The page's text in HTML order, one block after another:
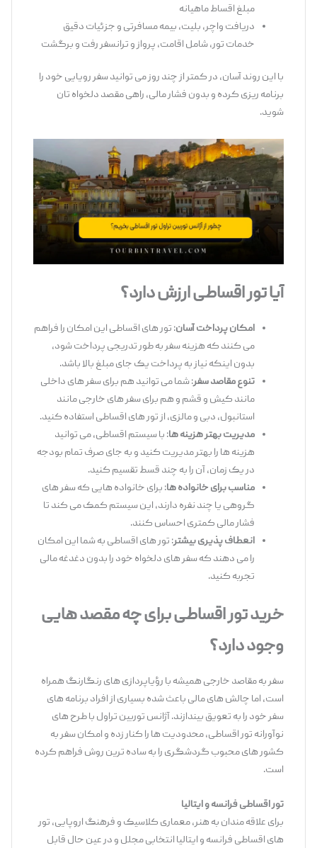
مبلغ اقساط ماهیانه
دریافت واچر، بلیت، بیمه مسافرتی و جزئیات دقیق
خدمات تور، شامل اقامت، پرواز و ترانسفر رفت‌ و برگشت
با این روند آسان، در کمتر از چند روز می‌ توانید سفر رویایی خود را
برنامه ‌ریزی کرده و بدون فشار مالی، راهی مقصد دلخواه ‌تان
آیا تور اقساطی ارزش دارد؟
امکان پرداخت آسان: تور های اقساطی این امکان را فراهم
می ‌کنند که هزینه سفر به طور تدریجی پرداخت شود،
بدون اینکه نیاز به پرداخت یک جای مبلغ بالا باشد.
تنوع مقاصد سفر: شما می‌ توانید هم برای سفر های داخلی
مانند کیش و قشم و هم برای سفر های خارجی مانند
استانبول، دبی و مالزی، از تور های اقساطی استفاده کنید.
مدیریت بهتر هزینه ‌ها: با سیستم اقساطی، می ‌توانید
هزینه ‌ها را بهتر مدیریت کنید و به جای صرف تمام بودجه
در یک زمان، آن را به چند قسط تقسیم کنید.
مناسب برای خانواده ‌ها: برای خانواده ‌هایی که سفر های
گروهی یا چند نفره دارند، این سیستم کمک می‌ کند تا
فشار مالی کمتری احساس کنند.
انعطاف‌ پذیری بیشتر: تور های اقساطی به شما این امکان
را می ‌دهند که سفر های دلخواه خود را بدون دغدغه مالی
تجربه کنید.
خرید تور اقساطی برای چه مقصد هایی
وجود دارد؟
سفر به مقاصد خارجی همیشه با رؤیاپردازی‌ های رنگارنگ همراه
است، اما چالش‌ های مالی باعث شده بسیاری از افراد برنامه‌ های
سفر خود را به تعویق بیندازند. آژانس توربین تراول با طرح‌ های
نوآورانه تور اقساطی، محدودیت‌ ها را کنار زده و امکان سفر به
کشور های محبوب گردشگری را به ساده‌ ترین روش فراهم کرده
تور اقساطی فرانسه و ایتالیا
برای علاقه‌ مندان به هنر، معماری کلاسیک و فرهنگ اروپایی، تور
های اقساطی فرانسه و ایتالیا انتخابی مجلل و در عین حال قابل